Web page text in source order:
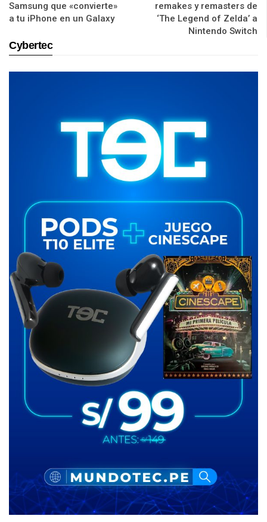
Samsung que «convierte»
a tu iPhone en un Galaxy
remakes y remasters de
‘The Legend of Zelda’ a
Nintendo Switch
Cybertec